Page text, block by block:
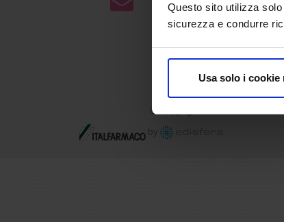
Questo sito utilizza
sicurezza e condurre
Usa solo i cookie
Per ricevere nella tua email
© Copyright 2010-2026
by